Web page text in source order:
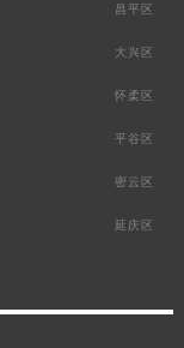
昌平区
大兴区
怀柔区
平谷区
密云区
延庆区